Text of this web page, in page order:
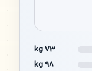
۷۳ kg
۹۸ kg